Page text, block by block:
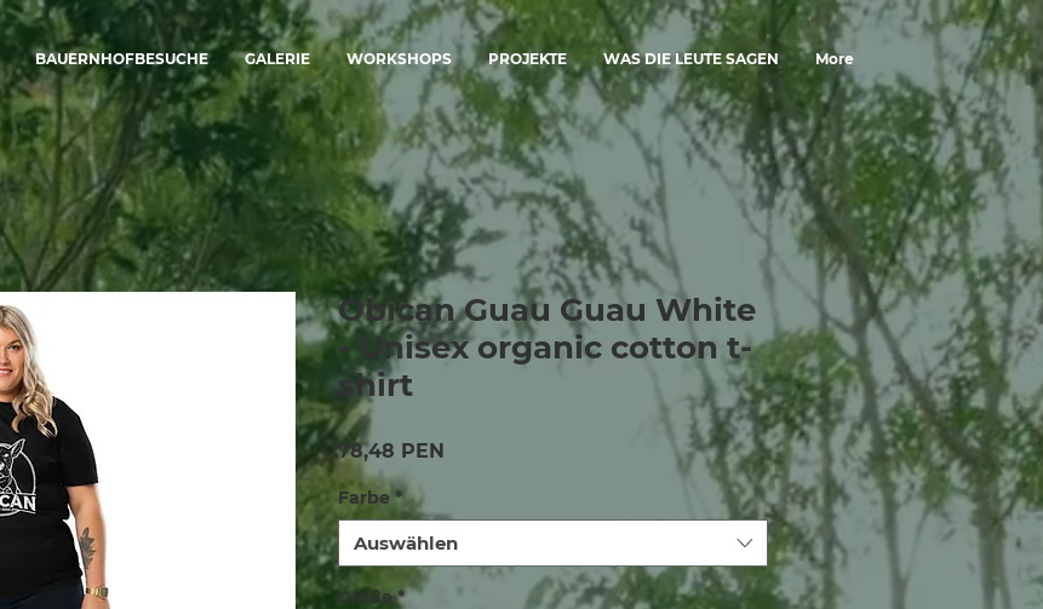
BAUERNHOFBESUCHE GALERIE WORKSHOPS PROJEKTE WAS DIE LEUTE SAGEN More
Obican Guau Guau White
- Unisex organic cotton t-
shirt
78,48 PEN
Farbe *
Auswählen
Größe *